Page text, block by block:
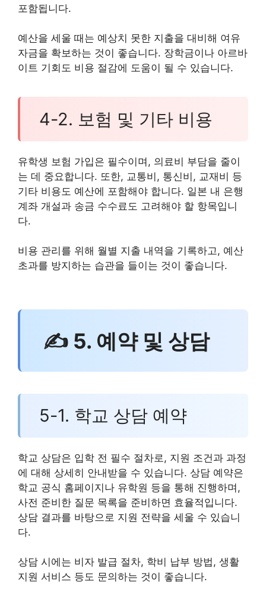
포함됩니다.
예산을 세울 때는 예상치 못한 지출을 대비해 여유
자금을 확보하는 것이 좋습니다. 장학금이나 아르바
이트 기회도 비용 절감에 도움이 될 수 있습니다.
4-2. 보험 및 기타 비용
유학생 보험 가입은 필수이며, 의료비 부담을 줄이
는 데 중요합니다. 또한, 교통비, 통신비, 교재비 등
기타 비용도 예산에 포함해야 합니다. 일본 내 은행
계좌 개설과 송금 수수료도 고려해야 할 항목입니
다.
비용 관리를 위해 월별 지출 내역을 기록하고, 예산
초과를 방지하는 습관을 들이는 것이 좋습니다.
✍ 5. 예약 및 상담
5-1. 학교 상담 예약
학교 상담은 입학 전 필수 절차로, 지원 조건과 과정
에 대해 상세히 안내받을 수 있습니다. 상담 예약은
학교 공식 홈페이지나 유학원 등을 통해 진행하며,
사전 준비한 질문 목록을 준비하면 효율적입니다.
상담 결과를 바탕으로 지원 전략을 세울 수 있습니
다.
상담 시에는 비자 발급 절차, 학비 납부 방법, 생활
지원 서비스 등도 문의하는 것이 좋습니다.